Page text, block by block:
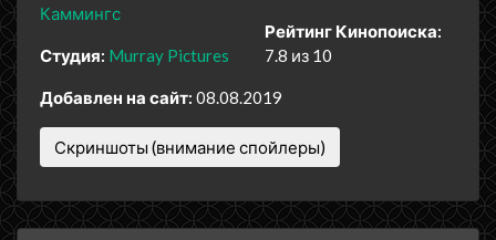
Каммингс
Студия: Murray Pictures
Рейтинг Кинопоиска:
7.8 из 10
Добавлен на сайт: 08.08.2019
Скриншоты (внимание спойлеры)